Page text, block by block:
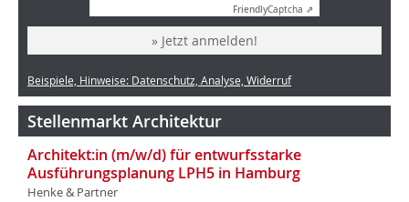
FriendlyCaptcha ⇗
» Jetzt anmelden!
Beispiele, Hinweise: Datenschutz, Analyse, Widerruf
Stellenmarkt Architektur
Architekt:in (m/w/d) für entwurfsstarke
Ausführungsplanung LPH5 in Hamburg
Henke & Partner